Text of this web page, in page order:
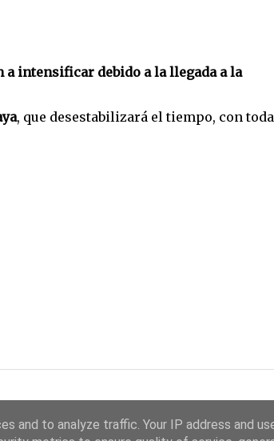
intensificar debido a la llegada a la
, que desestabilizará el tiempo, con toda
and to analyze traffic. Your IP address and